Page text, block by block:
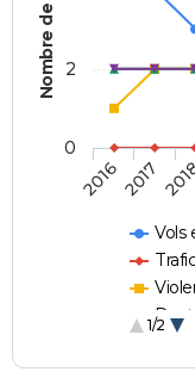
Nombre de faits
Vols
1/2
20162017
0
2